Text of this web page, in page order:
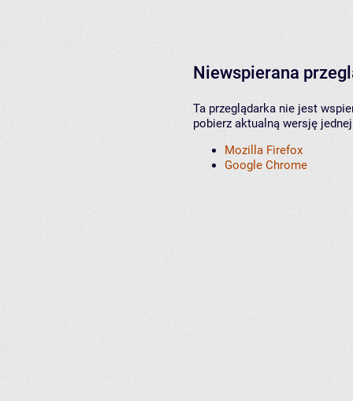
Niewspierana
Ta przeglądarka nie jest
pobierz aktualną wersję
Mozilla Firefox
Google Chrome